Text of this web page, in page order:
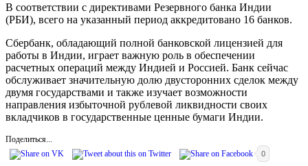
В соответствии с директивами Резервного банка Индии
(РБИ), всего на указанный период аккредитовано 16 банков.
Сбербанк, обладающий полной банковской лицензией для
работы в Индии, играет важную роль в обеспечении
расчетных операций между Индией и Россией. Банк сейчас
обслуживает значительную долю двусторонних сделок между
двумя государствами и также изучает возможности
направления избыточной рублевой ликвидности своих
вкладчиков в государственные ценные бумаги Индии.
Поделиться...
0